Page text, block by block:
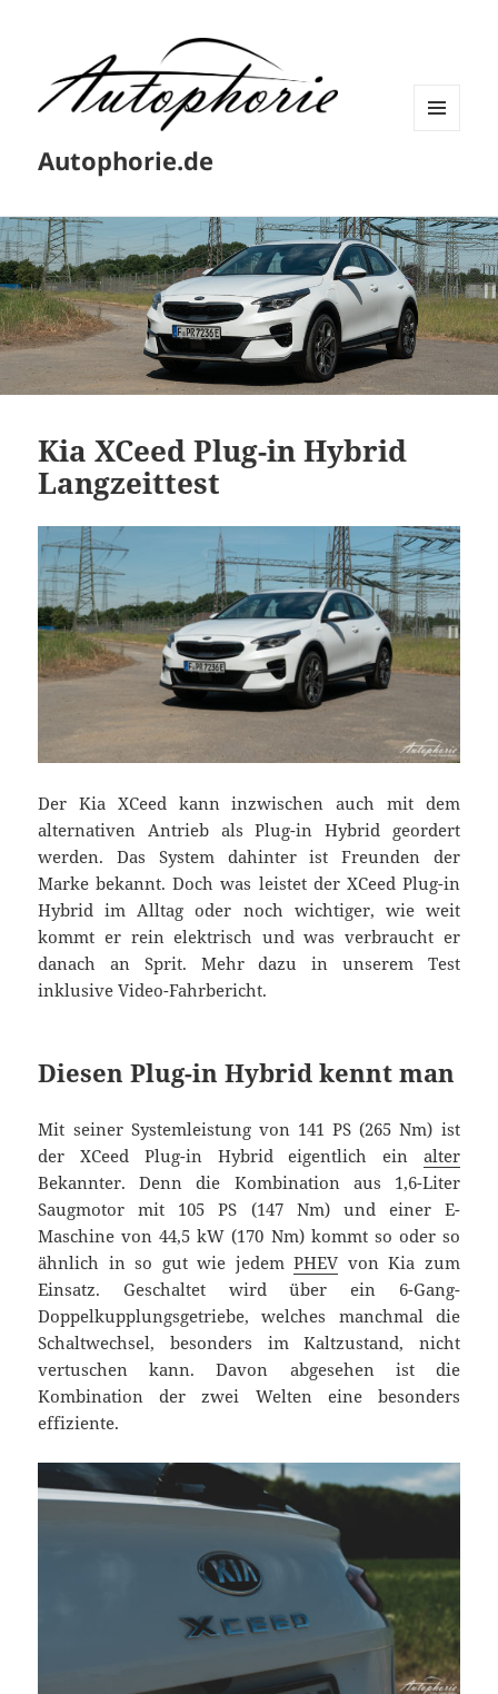
Autophorie.de
Kia XCeed Plug-in Hybrid
Langzeittest
Der Kia XCeed kann inzwischen auch mit dem
alternativen Antrieb als Plug-in Hybrid geordert
werden. Das System dahinter ist Freunden der
Marke bekannt. Doch was leistet der XCeed Plug-in
Hybrid im Alltag oder noch wichtiger, wie weit
kommt er rein elektrisch und was verbraucht er
danach an Sprit. Mehr dazu in unserem Test
inklusive Video-Fahrbericht.
Diesen Plug-in Hybrid kennt man
Mit seiner Systemleistung von 141 PS (265 Nm) ist
der XCeed Plug-in Hybrid eigentlich ein alter
Bekannter. Denn die Kombination aus 1,6-Liter
Saugmotor mit 105 PS (147 Nm) und einer E-
Maschine von 44,5 kW (170 Nm) kommt so oder so
ähnlich in so gut wie jedemPHEV von Kia zum
Einsatz. Geschaltet wird über ein 6-Gang-
Doppelkupplungsgetriebe, welches manchmal die
Schaltwechsel, besonders im Kaltzustand, nicht
vertuschen kann. Davon abgesehen ist die
Kombination der zwei Welten eine besonders
effiziente.